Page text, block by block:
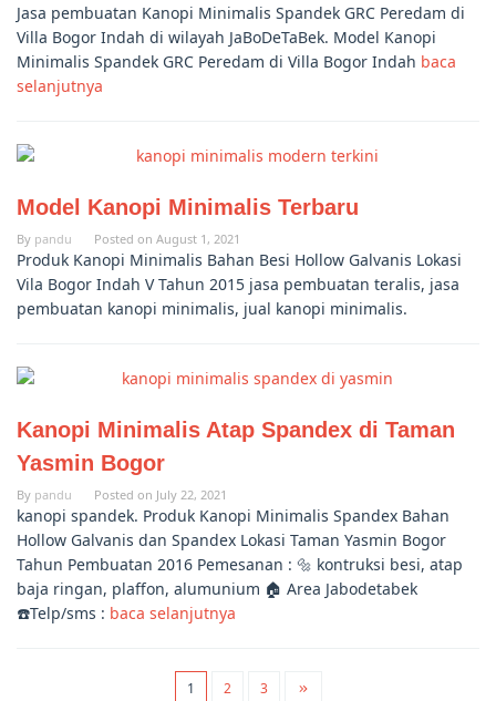
Jasa pembuatan Kanopi Minimalis Spandek GRC Peredam di
Villa Bogor Indah di wilayah JaBoDeTaBek. Model Kanopi
Minimalis Spandek GRC Peredam di Villa Bogor Indah baca
selanjutnya
Model Kanopi Minimalis Terbaru
By pandu Posted on August 1, 2021
Produk Kanopi Minimalis Bahan Besi Hollow Galvanis Lokasi
Vila Bogor Indah V Tahun 2015 jasa pembuatan teralis, jasa
pembuatan kanopi minimalis, jual kanopi minimalis.
Kanopi Minimalis Atap Spandex di Taman
Yasmin Bogor
By pandu Posted on July 22, 2021
kanopi spandek. Produk Kanopi Minimalis Spandex Bahan
Hollow Galvanis dan Spandex Lokasi Taman Yasmin Bogor
Tahun Pembuatan 2016 Pemesanan : 🔩 kontruksi besi, atap
baja ringan, plaffon, alumunium 🏠 Area Jabodetabek
☎️Telp/sms : baca selanjutnya
1 2 3